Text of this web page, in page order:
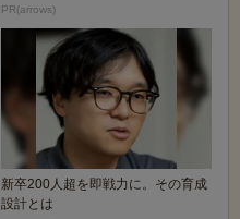
PR(arrows)
新卒200人超を即戦力に。その育成
設計とは